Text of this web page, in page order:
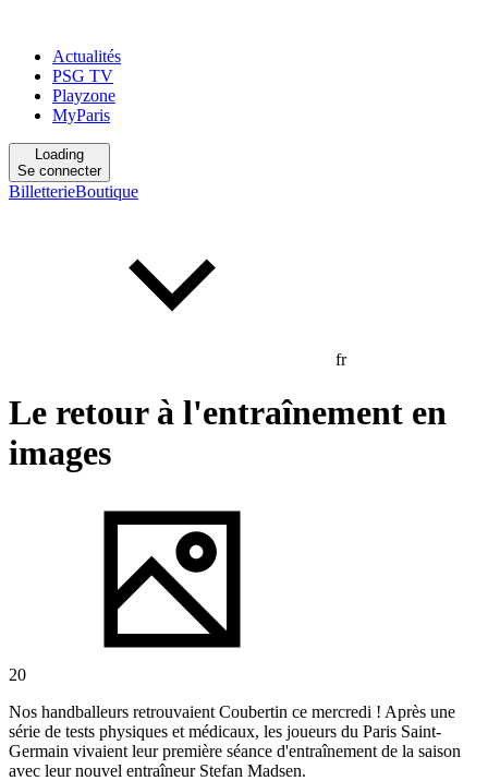
Actualités
PSG TV
Playzone
MyParis
Loading
Se connecter
BilletterieBoutique
fr
Le retour à l'entraînement en
images
20
Nos handballeurs retrouvaient Coubertin ce mercredi ! Après une
série de tests physiques et médicaux, les joueurs du Paris Saint-
Germain vivaient leur première séance d'entraînement de la saison
avec leur nouvel entraîneur Stefan Madsen.